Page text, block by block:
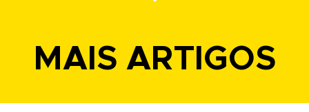
MAIS ARTIGOS